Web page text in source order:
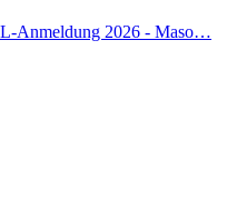
Anmeldung 2026 - Maso…